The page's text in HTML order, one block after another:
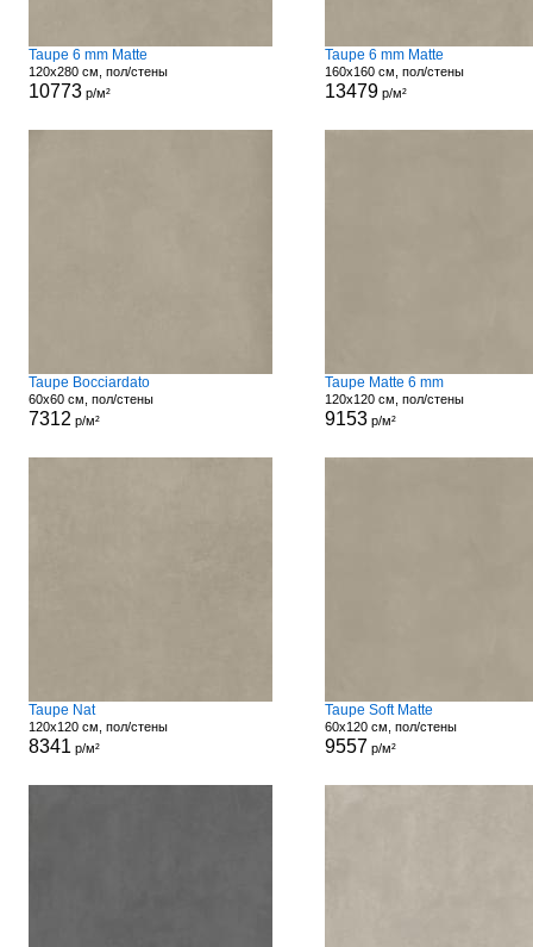
Taupe 6 mm Matte
120x280 см, пол/стены
10773р/м²
Taupe 6 mm Matte
160x160 см, пол/стены
13479р/м²
Taupe Bocciardato
60x60 см, пол/стены
7312 р/м²
Taupe Matte 6 mm
120x120 см, пол/стены
9153р/м²
Taupe Nat
120x120 см, пол/стены
8341 р/м²
Taupe Soft Matte
60x120 см, пол/стены
9557 р/м²